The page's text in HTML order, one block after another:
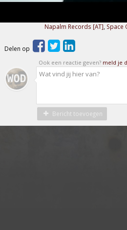
Napalm Records [AT] Space
Delen op
Ook een reactie geven? meld je
Bericht toevoegen